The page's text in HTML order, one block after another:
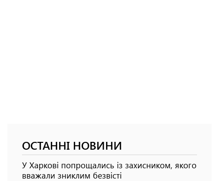
ОСТАННІ НОВИНИ
У Харкові попрощались із захисником, якого
вважали зниклим безвісті